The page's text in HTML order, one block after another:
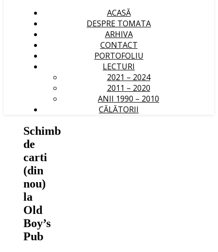
ACASĂ
DESPRE TOMATA
ARHIVA
CONTACT
PORTOFOLIU
LECTURI
2021 – 2024
2011 – 2020
ANII 1990 – 2010
CĂLĂTORII
Schimb
de
carti
(din
nou)
la
Old
Boy’s
Pub